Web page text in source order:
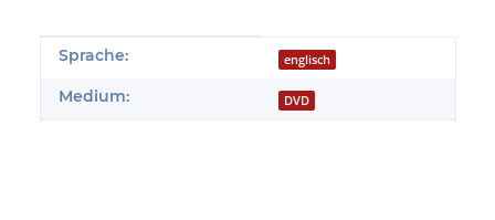
Produkteigenschaft
Wert
Sprache: englisch
Medium: DVD